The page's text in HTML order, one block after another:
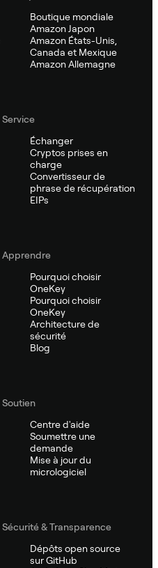
Boutique mondiale
Amazon Japon
Amazon États-Unis,
Canada et Mexique
Amazon Allemagne
Service
Échanger
Cryptos prises en
charge
Convertisseur de
phrase de récupération
EIPs
Apprendre
Pourquoi choisir
OneKey
Pourquoi choisir
OneKey
Architecture de
sécurité
Blog
Soutien
Centre d'aide
Soumettre une
demande
Mise à jour du
micrologiciel
Sécurité & Transparence
Dépôts open source
sur GitHub